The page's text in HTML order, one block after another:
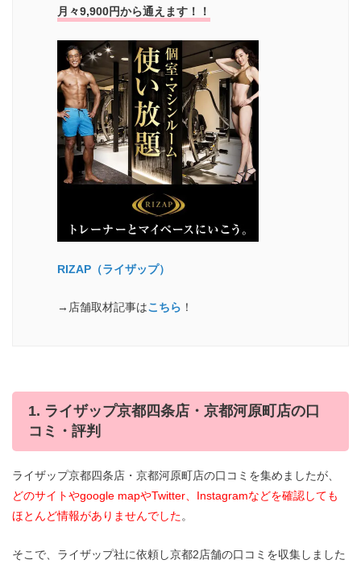
月々9,900円から通えます！！
RIZAP（ライザップ）
→店舗取材記事はこちら ！
1. ライザップ京都四条店・京都河原町店の口
コミ・評判
ライザップ京都四条店・京都河原町店の口コミを集めましたが、
どのサイトやgoogle mapやTwitter、Instagramなどを確認しても
ほとんど情報がありませんでした。
そこで、ライザップ社に依頼し京都2店舗の口コミを収集しました